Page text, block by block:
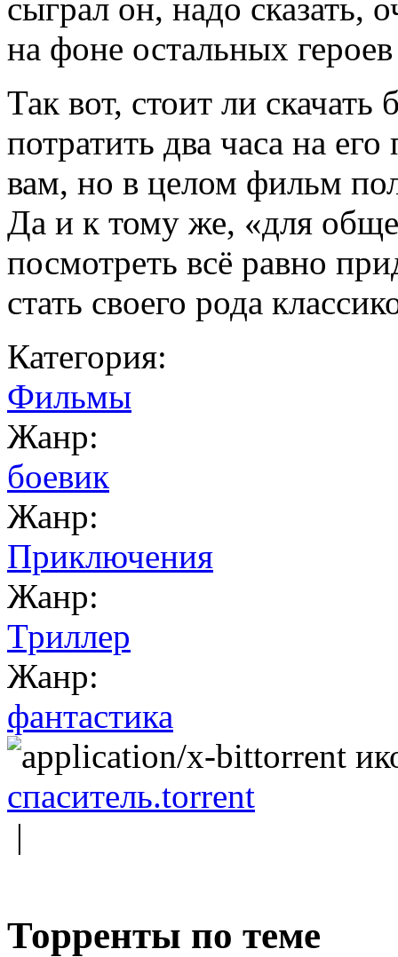
сыграл он, надо сказать,
на фоне остальных
Так вот, стоит ли
потратить два часа на
вам, но в целом фильм
Да и к тому же, «для
посмотреть всё равно
стать своего рода
Категория:
Фильмы
Жанр:
боевик
Жанр:
Приключения
Жанр:
Триллер
Жанр:
фантастика
спаситель.torrent
|
Торренты по теме